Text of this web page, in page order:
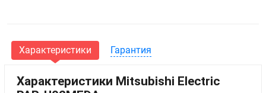
Характеристики Гарантия
Характеристики Mitsubishi Electric